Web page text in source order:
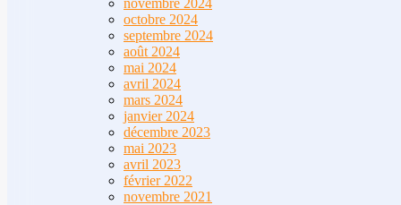
octobre 2024
septembre 2024
août 2024
mai 2024
avril 2024
mars 2024
janvier 2024
décembre 2023
mai 2023
avril 2023
février 2022
novembre 2021